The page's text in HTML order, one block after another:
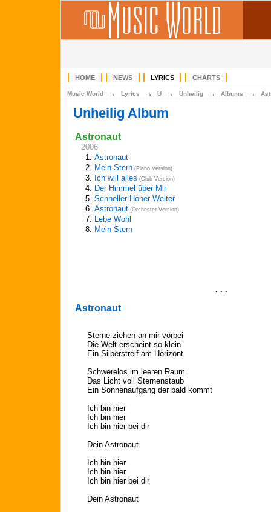
HOME NEWS LYRICS CHARTS
Music World → Lyrics → U → Unheilig → Albums →
Unheilig Album
Astronaut
2006
1. Astronaut
2. Mein Stern (Piano Version)
3. Ich will alles (Club Version)
4. Der Himmel über Mir
5. Schneller Höher Weiter
6. Astronaut (Orchester Version)
7. Lebe Wohl
8. Mein Stern
. . .
Astronaut
Sterne ziehen an mir vorbei
Die Welt erscheint so klein
Ein Silberstreif am Horizont
Schwerelos im leeren Raum
Das Licht voll Sternenstaub
Ein Sonnenaufgang der bald kommt
Ich bin hier
Ich bin hier
Ich bin hier bei dir
Dein Astronaut
Ich bin hier
Ich bin hier
Ich bin hier bei dir
Dein Astronaut